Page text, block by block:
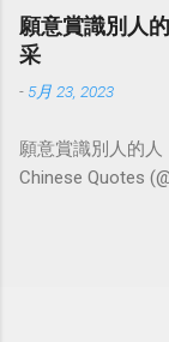
願意賞識別人
采
- 5月 23, 2023
願意賞識別人的
Chinese Quotes